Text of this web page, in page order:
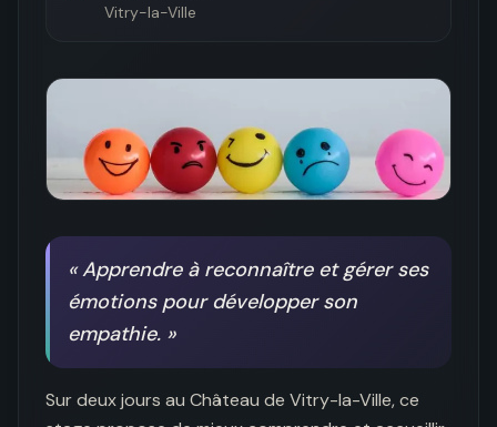
Vitry-la-Ville
«Apprendre à reconnaître et gérer ses
émotions pour développer son
empathie. »
Sur deux jours au Château de Vitry-la-Ville, ce